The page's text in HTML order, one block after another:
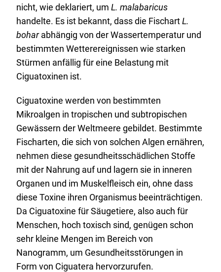
nicht, wie deklariert, um L. malabaricus
handelte. Es ist bekannt, dass die FischartL.
boharabhängig von der Wassertemperatur und
bestimmten Wetterereignissen wie starken
Stürmen anfällig für eine Belastung mit
Ciguatoxinen ist.
Ciguatoxine werden von bestimmten
Mikroalgen in tropischen und subtropischen
Gewässern der Weltmeere gebildet. Bestimmte
Fischarten, die sich von solchen Algen ernähren,
nehmen diese gesundheitsschädlichen Stoffe
mit der Nahrung auf und lagern sie in inneren
Organen und im Muskelfleisch ein, ohne dass
diese Toxine ihren Organismus beeinträchtigen.
Da Ciguatoxine für Säugetiere, also auch für
Menschen, hoch toxisch sind, genügen schon
sehr kleine Mengen im Bereich von
Nanogramm, um Gesundheitsstörungen in
Form von Ciguatera hervorzurufen.